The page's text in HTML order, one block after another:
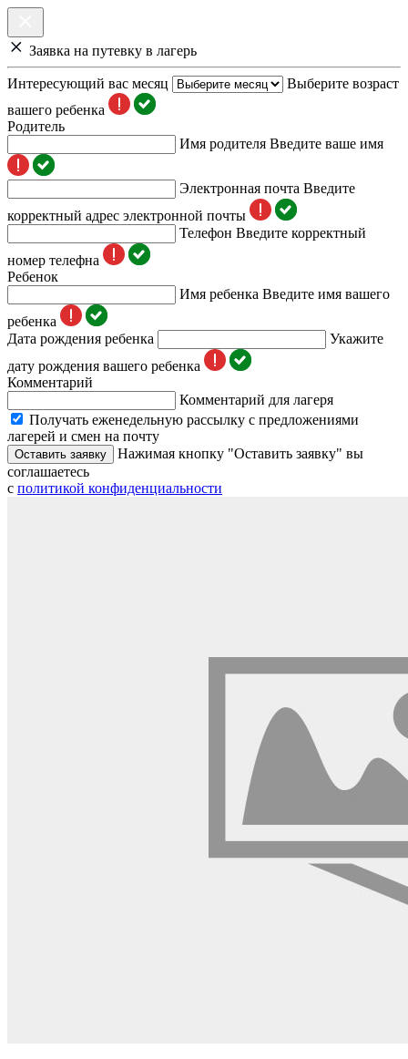
Заявка на путевку в лагерь
Интересующий вас месяц
Выберите возраст
вашего ребенка
Родитель
Имя родителя Введите ваше имя
Электронная почта Введите
корректный адрес электронной почты
Телефон Введите корректный
номер телефна
Ребенок
Имя ребенка Введите имя вашего
ребенка
Дата рождения ребенка
Укажите
дату рождения вашего ребенка
Комментарий
Комментарий для лагеря
Получать еженедельную рассылку с предложениями
лагерей и смен на почту
Оставить заявку
Нажимая кнопку "Оставить заявку" вы
соглашаетесь
с политикой конфиденциальности